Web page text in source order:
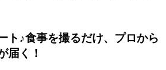
ト♪食事を撮るだけ、プロから
届く！